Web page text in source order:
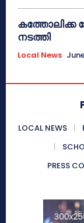
നടത്തി
Local News
LOCAL NEWS
PRESS